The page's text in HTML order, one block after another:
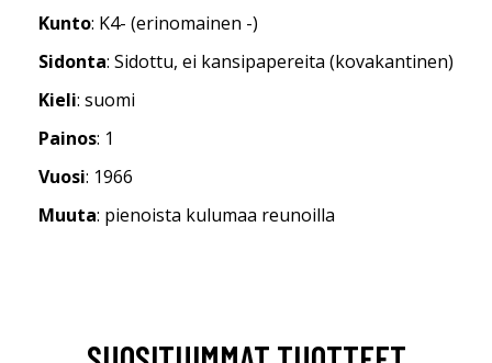
Kunto: K4- (erinomainen -)
Sidonta: Sidottu, ei kansipapereita (kovakantinen)
Kieli: suomi
Painos: 1
Vuosi: 1966
Muuta: pienoista kulumaa reunoilla